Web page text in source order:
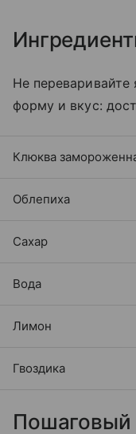
Не переваривайте
форму и вкус:
Клюква
Облепиха
Сахар
Вода
Лимон
Гвоздика
Пошаговый